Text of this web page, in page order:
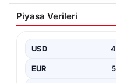
Görevden
Beşikçioğlu’nun
Soruşturmalarda
Ankara’da…
Piyasa Verileri
USD
EUR